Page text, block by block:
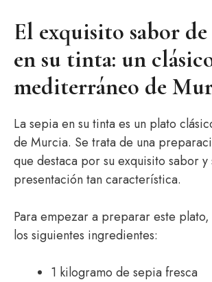
El exquisito sabor de
en su tinta: un
mediterráneo de
La sepia en su tinta es un plato
de Murcia. Se trata de una
que destaca por su exquisito sabor y
presentación tan característica.
Para empezar a preparar este
los siguientes ingredientes:
1 kilogramo de sepia fresca